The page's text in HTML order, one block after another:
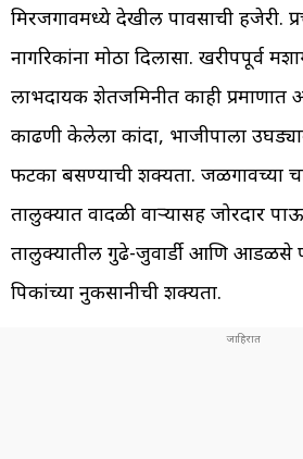
मिरजगावमध्ये देखील पावसाची हजेरी.
नागरिकांना मोठा दिलासा. खरीपपूर्व
लाभदायक शेतजमिनीत काही प्रमाणात
काढणी केलेला कांदा, भाजीपाला
फटका बसण्याची शक्यता. जळगावच्या
तालुक्यात वादळी वाऱ्यासह जोरदार
तालुक्यातील गुढे-जुवार्डी आणि आडळसे
पिकांच्या नुकसानीची शक्यता.